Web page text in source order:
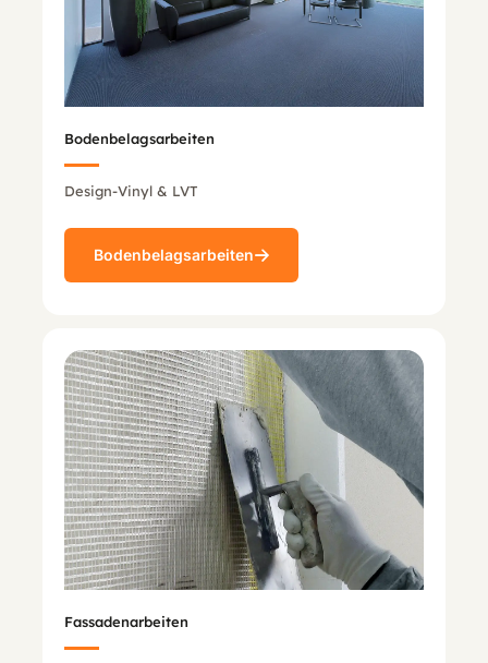
Bodenbelagsarbeiten
Design-Vinyl & LVT
Bodenbelagsarbeiten
Fassadenarbeiten